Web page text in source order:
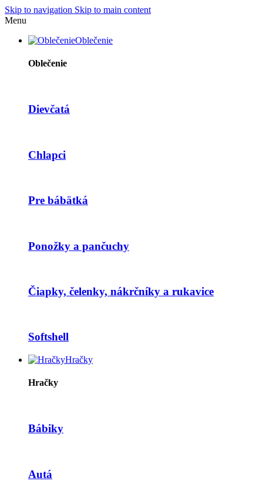
Skip to navigation Skip to main content
Menu
Oblečenie
Oblečenie
Dievčatá
Chlapci
Pre bábätká
Ponožky a pančuchy
Čiapky, čelenky, nákrčníky a rukavice
Softshell
Hračky
Hračky
Bábiky
Autá